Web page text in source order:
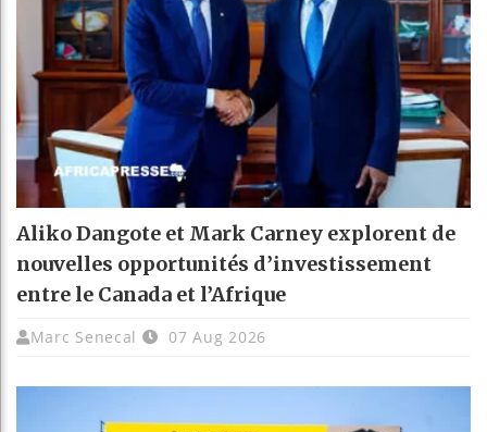
Aliko Dangote et Mark Carney explorent de
nouvelles opportunités d’investissement
entre le Canada et l’Afrique
Marc Senecal 07 Aug 2026